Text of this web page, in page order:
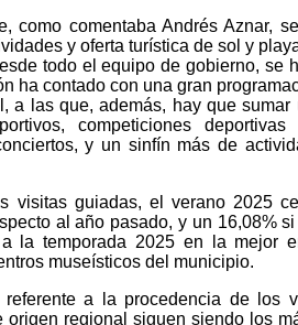
como comentaba Andrés Aznar,
y oferta turística de sol y
todo el equipo de gobierno, se
ha contado con una gran
a las que, además, hay que
competiciones
y un sinfín más de
visitas guiadas, el verano 2025
al año pasado, y un 16,08%
a la temporada 2025 en la mejor
museísticos del municipio.
a la procedencia de los
origen regional siguen siendo los